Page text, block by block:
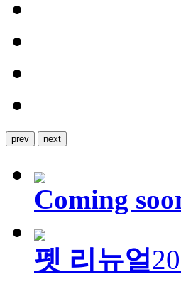
prev next
Coming
펫 리뉴얼